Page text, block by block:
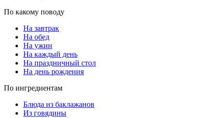
По какому поводу
На завтрак
На обед
На ужин
На каждый день
На праздничный стол
На день рождения
По ингредиентам
Блюда из баклажанов
Из говядины